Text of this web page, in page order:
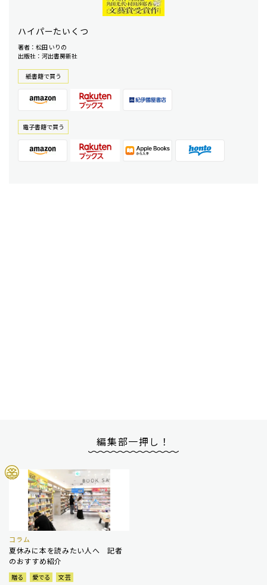
ハイパーたいくつ
著者：松田 いりの
出版社：河出書房新社
紙書籍で買う
電⼦書籍で買う
編集部一押し！
コラム
夏休みに本を読みたい人へ 記者
のおすすめ紹介
贈る 愛でる
文芸